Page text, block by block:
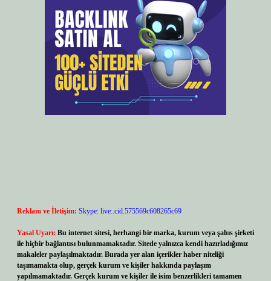
Reklam ve İletişim: Skype: live:.cid.575569c608265c69
Yasal Uyarı: Bu internet sitesi, herhangi bir marka, kurum veya şahıs şirketi
ile hiçbir bağlantısı bulunmamaktadır. Sitede yalnızca kendi hazırladığımız
makaleler paylaşılmaktadır. Burada yer alan içerikler haber niteliği
taşımamakta olup, gerçek kurum ve kişiler hakkında paylaşım
yapılmamaktadır. Gerçek kurum ve kişiler ile isim benzerlikleri tamamen